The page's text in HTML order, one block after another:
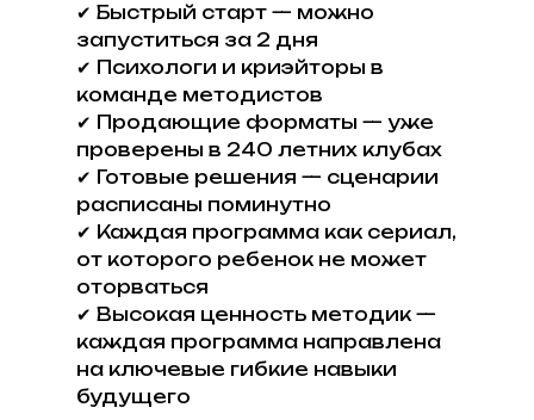
✔ Быстрый старт — можно
запуститься за 2 дня
✔ Психологи и криэйторы в
команде методистов
✔ Продающие форматы — уже
проверены в 240 летних клубах
✔ Готовые решения — сценарии
расписаны поминутно
✔ Каждая программа как сериал,
от которого ребенок не может
оторваться
✔ Высокая ценность методик —
каждая программа направлена
на ключевые гибкие навыки
будущего